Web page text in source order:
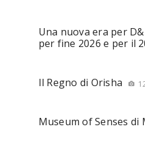
Una nuova era per
per fine 2026 e per il
Il Regno di Orisha
Museum of Senses di